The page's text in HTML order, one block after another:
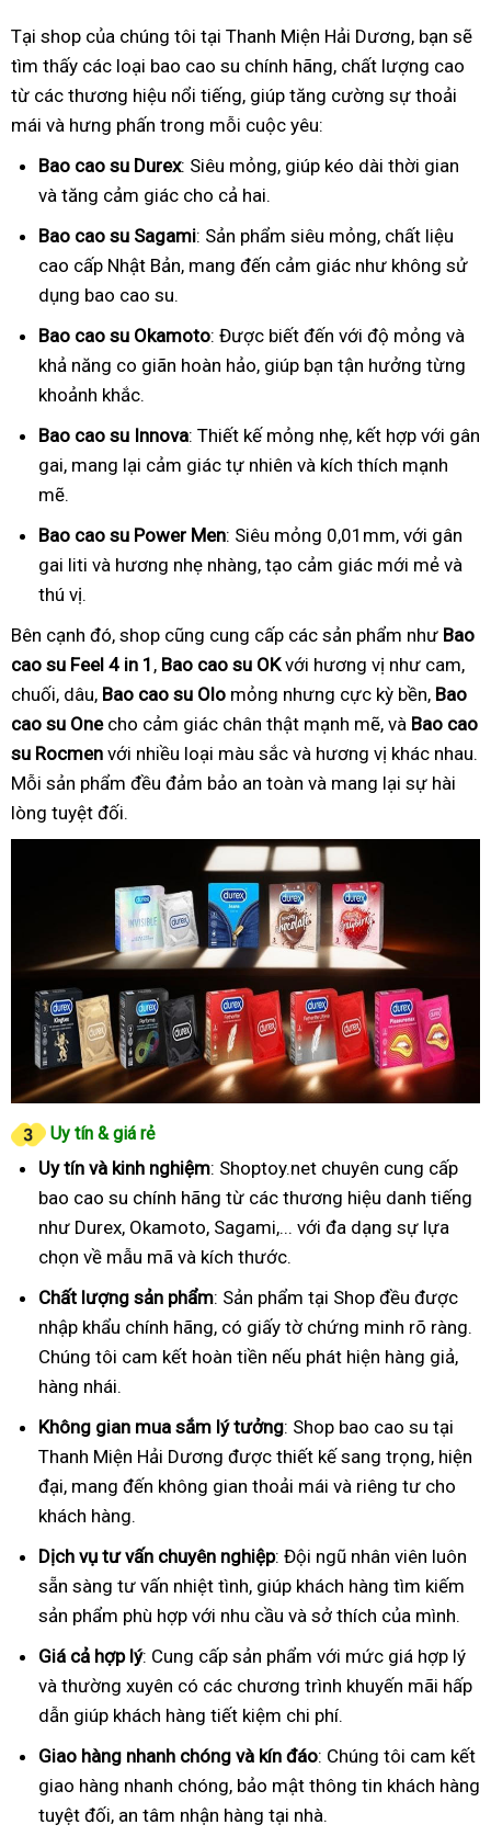
Tại shop của chúng tôi tại Thanh Miện Hải Dương, bạn sẽ
tìm thấy các loại bao cao su chính hãng, chất lượng cao
từ các thương hiệu nổi tiếng, giúp tăng cường sự thoải
mái và hưng phấn trong mỗi cuộc yêu:
Bao cao su Durex: Siêu mỏng, giúp kéo dài thời gian
và tăng cảm giác cho cả hai.
Bao cao su Sagami: Sản phẩm siêu mỏng, chất liệu
cao cấp Nhật Bản, mang đến cảm giác như không sử
dụng bao cao su.
Bao cao su Okamoto: Được biết đến với độ mỏng và
khả năng co giãn hoàn hảo, giúp bạn tận hưởng từng
khoảnh khắc.
Bao cao su Innova: Thiết kế mỏng nhẹ, kết hợp với gân
gai, mang lại cảm giác tự nhiên và kích thích mạnh
mẽ.
Bao cao su Power Men: Siêu mỏng 0,01mm, với gân
gai liti và hương nhẹ nhàng, tạo cảm giác mới mẻ và
thú vị.
Bên cạnh đó, shop cũng cung cấp các sản phẩm như Bao
cao su Feel 4 in 1 , Bao cao su OKvới hương vị như cam,
chuối, dâu, Bao cao su Olo mỏng nhưng cực kỳ bền, Bao
cao su Onecho cảm giác chân thật mạnh mẽ, và Bao cao
su Rocmen với nhiều loại màu sắc và hương vị khác nhau.
Mỗi sản phẩm đều đảm bảo an toàn và mang lại sự hài
lòng tuyệt đối.
Uy tín & giá rẻ
Uy tín và kinh nghiệm: Shoptoy.net chuyên cung cấp
bao cao su chính hãng từ các thương hiệu danh tiếng
như Durex, Okamoto, Sagami,... với đa dạng sự lựa
chọn về mẫu mã và kích thước.
Chất lượng sản phẩm: Sản phẩm tại Shop đều được
nhập khẩu chính hãng, có giấy tờ chứng minh rõ ràng.
Chúng tôi cam kết hoàn tiền nếu phát hiện hàng giả,
hàng nhái.
Không gian mua sắm lý tưởng: Shop bao cao su tại
Thanh Miện Hải Dương được thiết kế sang trọng, hiện
đại, mang đến không gian thoải mái và riêng tư cho
khách hàng.
Dịch vụ tư vấn chuyên nghiệp: Đội ngũ nhân viên luôn
sẵn sàng tư vấn nhiệt tình, giúp khách hàng tìm kiếm
sản phẩm phù hợp với nhu cầu và sở thích của mình.
Giá cả hợp lý: Cung cấp sản phẩm với mức giá hợp lý
và thường xuyên có các chương trình khuyến mãi hấp
dẫn giúp khách hàng tiết kiệm chi phí.
Giao hàng nhanh chóng và kín đáo: Chúng tôi cam kết
giao hàng nhanh chóng, bảo mật thông tin khách hàng
tuyệt đối, an tâm nhận hàng tại nhà.